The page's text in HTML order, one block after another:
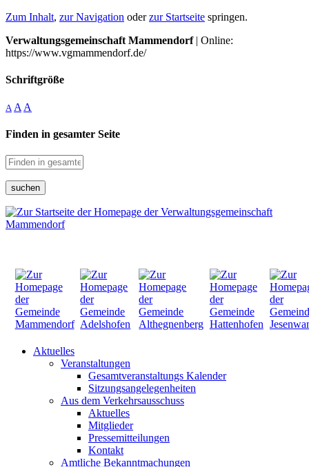
Zum Inhalt, zur Navigation oderzur Startseite springen.
Verwaltungsgemeinschaft Mammendorf| Online:
https://www.vgmammendorf.de/
Schriftgröße
A A A
Finden in gesamter Seite
suchen
Aktuelles
Veranstaltungen
Gesamtveranstaltungs Kalender
Sitzungsangelegenheiten
Aus dem Verkehrsausschuss
Aktuelles
Mitglieder
Pressemitteilungen
Kontakt
Amtliche Bekanntmachungen